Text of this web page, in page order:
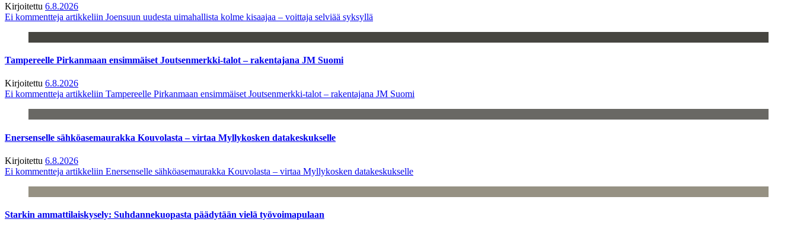
Kirjoitettu 6.8.2026
Ei kommentteja artikkeliin Joensuun uudesta uimahallista kolme kisaajaa – voittaja selviää syksyllä
Tampereelle Pirkanmaan ensimmäiset Joutsenmerkki-talot – rakentajana JM Suomi
Kirjoitettu 6.8.2026
Ei kommentteja artikkeliin Tampereelle Pirkanmaan ensimmäiset Joutsenmerkki-talot – rakentajana JM Suomi
Enersenselle sähköasemaurakka Kouvolasta – virtaa Myllykosken datakeskukselle
Kirjoitettu 6.8.2026
Ei kommentteja artikkeliin Enersenselle sähköasemaurakka Kouvolasta – virtaa Myllykosken datakeskukselle
Starkin ammattilaiskysely: Suhdannekuopasta päädytään vielä työvoimapulaan